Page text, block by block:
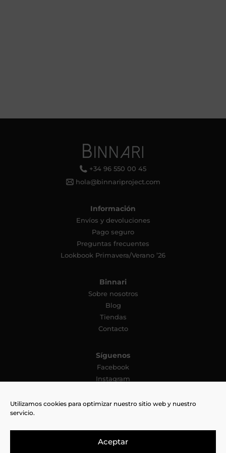
Utilizamos cookies para optimizar nuestro sitio web y nuestro
servicio.
Aceptar
+34 96 550 00 45
hola@binnariproject.com
Información
Envíos y devoluciones
Pago seguro
Preguntas frecuentes
Lookbook Primavera/Verano ’26
Binnari
Sobre nosotros
Blog
Tiendas
Contacto
Síguenos
Facebook
Instagram
Pinterest